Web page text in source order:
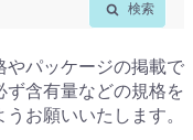
検索
パッケージの掲載で
含有量などの規格を
お願いいたします。